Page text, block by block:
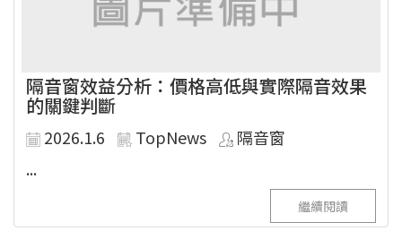
隔音窗效益分析：價格高低與實際隔音效果
的關鍵判斷
2026.1.6 TopNews
隔音窗
...
繼續閱讀